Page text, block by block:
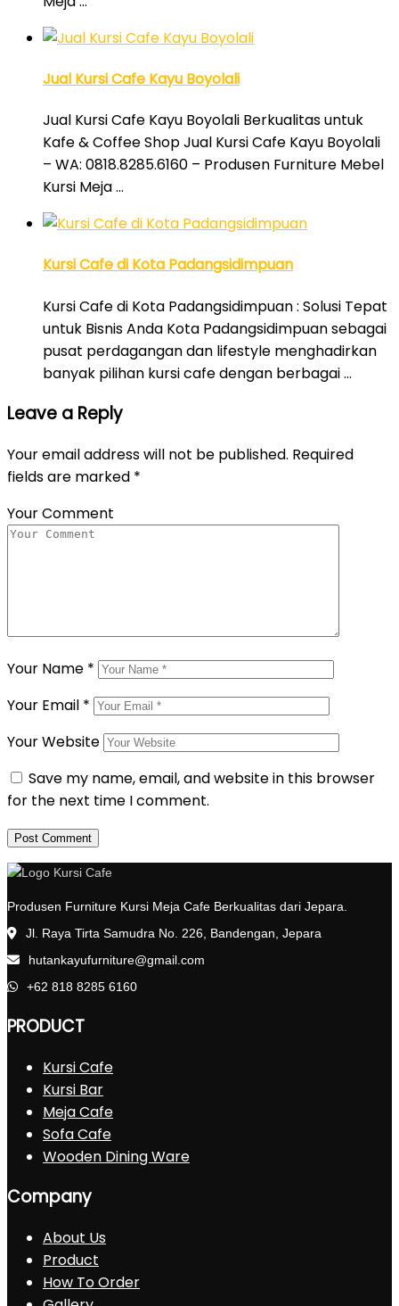
Jual Kursi Cafe Kayu Boyolali
Jual Kursi Cafe Kayu Boyolali Berkualitas untuk
Kafe & Coffee Shop Jual Kursi Cafe Kayu Boyolali
– WA: 0818.8285.6160 – Produsen Furniture Mebel
Kursi Meja …
Kursi Cafe di Kota Padangsidimpuan
Kursi Cafe di Kota Padangsidimpuan : Solusi Tepat
untuk Bisnis Anda Kota Padangsidimpuan sebagai
pusat perdagangan dan lifestyle menghadirkan
banyak pilihan kursi cafe dengan berbagai …
Leave a Reply
Your email address will not be published. Required
fields are marked *
Your Comment
Your Name *
Your Email *
Your Website
Save my name, email, and website in this browser
for the next time I comment.
Produsen Furniture Kursi Meja Cafe Berkualitas dari Jepara.
Jl. Raya Tirta Samudra No. 226, Bandengan, Jepara
hutankayufurniture@gmail.com
+62 818 8285 6160
PRODUCT
Kursi Cafe
Kursi Bar
Meja Cafe
Sofa Cafe
Wooden Dining Ware
Company
About Us
Product
How To Order